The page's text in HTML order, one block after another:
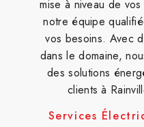
mise à niveau de
notre équipe
vos besoins. Avec
dans le domaine,
des solutions
clients à
Services